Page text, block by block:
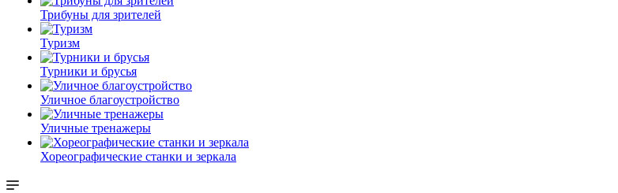
Трибуны для зрителей
Туризм
Турники и брусья
Уличное благоустройство
Уличные тренажеры
Хореографические станки и зеркала